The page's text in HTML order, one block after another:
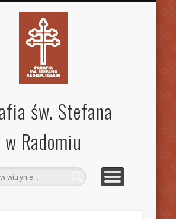
św. Stefana
w Radomiu